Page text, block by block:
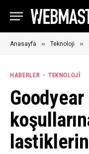
Anasayfa » Teknoloji »
HABERLER TEKNOLOJI